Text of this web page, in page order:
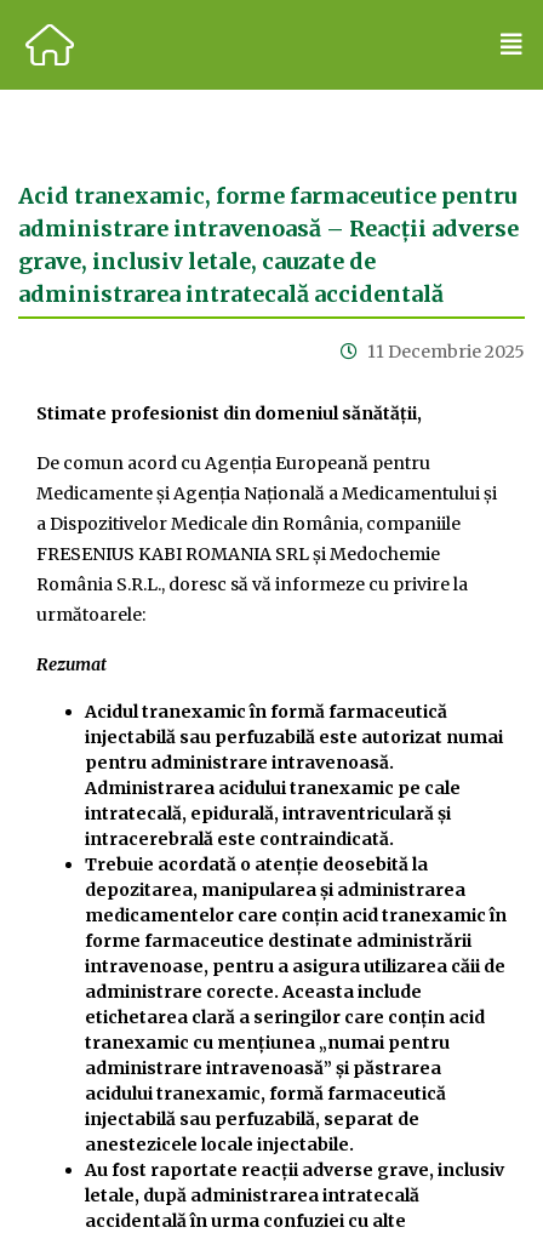
Acid tranexamic, forme farmaceutice pentru
administrare intravenoasă – Reacții adverse
grave, inclusiv letale, cauzate de
administrarea intratecală accidentală
11 Decembrie 2025
Stimate profesionist din domeniul sănătății,
De comun acord cu Agenția Europeană pentru
Medicamente și Agenția Națională a Medicamentului și
a Dispozitivelor Medicale din România, companiile
FRESENIUS KABI ROMANIA SRL și Medochemie
România S.R.L., doresc să vă informeze cu privire la
următoarele:
Rezumat
Acidul tranexamic în formă farmaceutică
injectabilă sau perfuzabilă este autorizat numai
pentru administrare intravenoasă.
Administrarea acidului tranexamic pe cale
intratecală, epidurală, intraventriculară și
intracerebrală este contraindicată.
Trebuie acordată o atenție deosebită la
depozitarea, manipularea și administrarea
medicamentelor care conțin acid tranexamic în
forme farmaceutice destinate administrării
intravenoase, pentru a asigura utilizarea căii de
administrare corecte. Aceasta include
etichetarea clară a seringilor care conțin acid
tranexamic cu mențiunea „numai pentru
administrare intravenoasă” și păstrarea
acidului tranexamic, formă farmaceutică
injectabilă sau perfuzabilă, separat de
anestezicele locale injectabile.
Au fost raportate reacții adverse grave, inclusiv
letale, după administrarea intratecală
accidentală în urma confuziei cu alte